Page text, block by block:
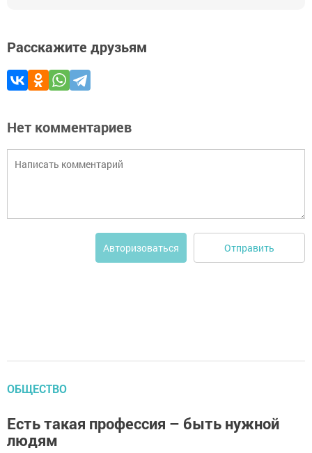
Расскажите друзьям
Нет комментариев
Авторизоваться Отправить
ОБЩЕСТВО
Есть такая профессия – быть нужной
людям